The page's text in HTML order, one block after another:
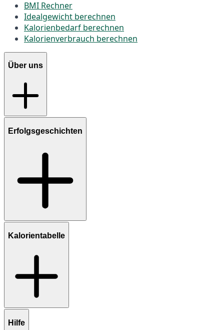
BMI Rechner
Idealgewicht berechnen
Kalorienbedarf berechnen
Kalorienverbrauch berechnen
Über uns
Erfolgsgeschichten
Kalorientabelle
Hilfe